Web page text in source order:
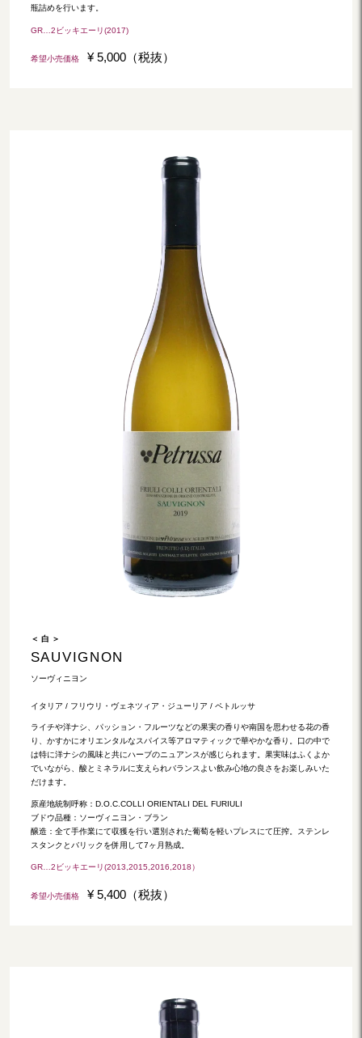
瓶詰めを行います。
GR…2ビッキエーリ(2017)
希望小売価格 ¥ 5,000（税抜）
＜ 白 ＞
SAUVIGNON
ソーヴィニヨン
イタリア / フリウリ・ヴェネツィア・ジューリア / ペトルッサ
ライチや洋ナシ、パッション・フルーツなどの果実の香りや南国を思わせる花の香
り、かすかにオリエンタルなスパイス等アロマティックで華やかな香り。口の中で
は特に洋ナシの風味と共にハーブのニュアンスが感じられます。果実味はふくよか
でいながら、酸とミネラルに支えられバランスよい飲み心地の良さをお楽しみいた
だけます。
原産地統制呼称：D.O.C.COLLI ORIENTALI DEL FURIULI
ブドウ品種：ソーヴィニヨン・ブラン
醸造：全て手作業にて収獲を行い選別された葡萄を軽いプレスにて圧搾。ステンレ
スタンクとバリックを併用して7ヶ月熟成。
GR…2ビッキエーリ(2013,2015,2016,2018）
希望小売価格 ¥ 5,400（税抜）